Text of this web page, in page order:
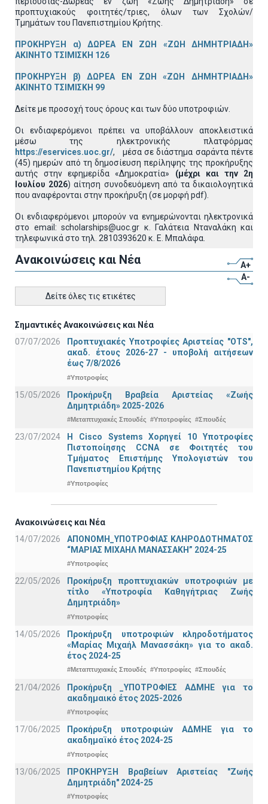
προπτυχιακούς φοιτητές/τριες, όλων των Σχολών/
Τμημάτων του Πανεπιστημίου Κρήτης.
ΠΡΟΚΗΡΥΞΗ α) ΔΩΡΕΑ ΕΝ ΖΩΗ «ΖΩΗ ΔΗΜΗΤΡΙΑΔΗ»
ΑΚΙΝΗΤΟ ΤΣΙΜΙΣΚΗ 126
ΠΡΟΚΗΡΥΞΗ β) ΔΩΡΕΑ ΕΝ ΖΩΗ «ΖΩΗ ΔΗΜΗΤΡΙΑΔΗ»
ΑΚΙΝΗΤΟ ΤΣΙΜΙΣΚΗ 99
Δείτε με προσοχή τους όρους και των δύο υποτροφιών.
Οι ενδιαφερόμενοι πρέπει να υποβάλλουν αποκλειστικά
μέσω της ηλεκτρονικής πλατφόρμας
https://eservices.uoc.gr/, μέσα σε διάστημα σαράντα πέντε
(45) ημερών από τη δημοσίευση περίληψης της προκήρυξης
αυτής στην εφημερίδα «Δημοκρατία» (μέχρι και την 2η
Ιουλίου 2026) αίτηση συνοδευόμενη από τα δικαιολογητικά
που αναφέρονται στην προκήρυξη (σε μορφή pdf).
Οι ενδιαφερόμενοι μπορούν να ενημερώνονται ηλεκτρονικά
στο email: scholarships@uoc.gr κ. Γαλάτεια Νταναλάκη και
τηλεφωνικά στο τηλ. 2810393620 κ. Ε. Μπαλάφα.
Ανακοινώσεις και Νέα
A+
A-
Δείτε όλες τις ετικέτες
Σημαντικές Ανακοινώσεις και Νέα
07/07/2026
Προπτυχιακές Υποτροφίες Αριστείας "OTS",
ακαδ. έτους 2026-27 - υποβολή αιτήσεων
έως 7/8/2026
#Υποτροφίες
15/05/2026
Προκήρυξη Βραβεία Αριστείας «Ζωής
Δημητριάδη» 2025-2026
#Μεταπτυχιακές Σπουδές #Υποτροφίες #Σπουδές
23/07/2024
Η Cisco Systems Χορηγεί 10 Υποτροφίες
Πιστοποίησης CCNA σε Φοιτητές του
Τμήματος Επιστήμης Υπολογιστών του
Πανεπιστημίου Κρήτης
#Υποτροφίες
Ανακοινώσεις και Νέα
14/07/2026
ΑΠΟΝΟΜΗ_ΥΠΟΤΡΟΦΙΑΣ ΚΛΗΡΟΔΟΤΗΜΑΤΟΣ
“ΜΑΡΙΑΣ ΜΙΧΑΗΛ ΜΑΝΑΣΣΑΚΗ” 2024-25
#Υποτροφίες
22/05/2026
Προκήρυξη προπτυχιακών υποτροφιών με
τίτλο «Υποτροφία Καθηγήτριας Ζωής
Δημητριάδη»
#Υποτροφίες
14/05/2026
Προκήρυξη υποτροφιών κληροδοτήματος
«Μαρίας Μιχαήλ Μανασσάκη» για το ακαδ.
έτος 2024-25
#Μεταπτυχιακές Σπουδές #Υποτροφίες #Σπουδές
21/04/2026
Προκήρυξη _ΥΠΟΤΡΟΦΙΕΣ ΑΔΜΗΕ για το
ακαδημαικό έτος 2025-2026
#Υποτροφίες
17/06/2025
Προκήρυξη υποτροφιών ΑΔΜΗΕ για το
ακαδημαϊκό έτος 2024-25
#Υποτροφίες
13/06/2025
ΠΡΟΚΗΡΥΞΗ Βραβείων Αριστείας "Ζωής
Δημητριάδη" 2024-25
#Υποτροφίες